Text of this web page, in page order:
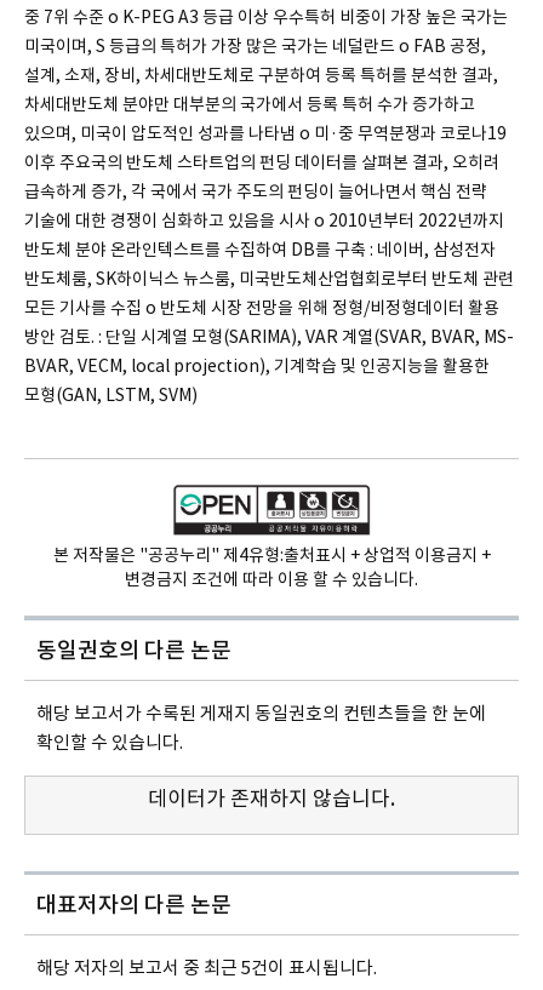
중 7위 수준 o K-PEG A3 등급 이상 우수특허 비중이 가장 높은 국가는
미국이며, S 등급의 특허가 가장 많은 국가는 네덜란드 o FAB 공정,
설계, 소재, 장비, 차세대반도체로 구분하여 등록 특허를 분석한 결과,
차세대반도체 분야만 대부분의 국가에서 등록 특허 수가 증가하고
있으며, 미국이 압도적인 성과를 나타냄 o 미·중 무역분쟁과 코로나19
이후 주요국의 반도체 스타트업의 펀딩 데이터를 살펴본 결과, 오히려
급속하게 증가, 각 국에서 국가 주도의 펀딩이 늘어나면서 핵심 전략
기술에 대한 경쟁이 심화하고 있음을 시사 o 2010년부터 2022년까지
반도체 분야 온라인텍스트를 수집하여 DB를 구축 : 네이버, 삼성전자
반도체룸, SK하이닉스 뉴스룸, 미국반도체산업협회로부터 반도체 관련
모든 기사를 수집 o 반도체 시장 전망을 위해 정형/비정형데이터 활용
방안 검토. : 단일 시계열 모형(SARIMA), VAR 계열(SVAR, BVAR, MS-
BVAR, VECM, local projection), 기계학습 및 인공지능을 활용한
모형(GAN, LSTM, SVM)
본 저작물은 "공공누리" 제4유형:출처표시 + 상업적 이용금지 +
변경금지 조건에 따라 이용 할 수 있습니다.
동일권호의 다른 논문
해당 보고서가 수록된 게재지 동일권호의 컨텐츠들을 한 눈에
확인할 수 있습니다.
데이터가 존재하지 않습니다.
대표저자의 다른 논문
해당 저자의 보고서 중 최근 5건이 표시됩니다.